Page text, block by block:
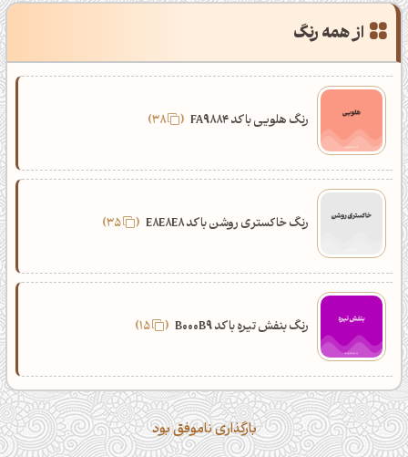
از همه رنگ
رنگ هلویی با کد FA9884 38
رنگ خاکستری روشن با کد E8E8E8 35
رنگ بنفش تیره با کد B000B9 15
بارگذاری ناموفق بود